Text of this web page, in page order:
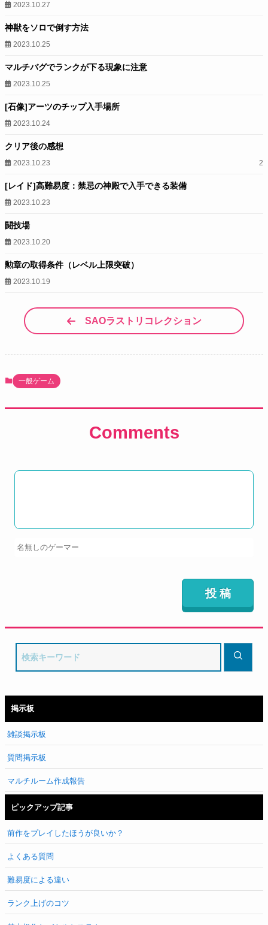
2023.10.27
神獣をソロで倒す方法
2023.10.25
マルチバグでランクが下る現象に注意
2023.10.25
[石像]アーツのチップ入手場所
2023.10.24
クリア後の感想
2023.10.23 2
[レイド]高難易度：禁忌の神殿で入手できる装備
2023.10.23
闘技場
2023.10.20
勲章の取得条件（レベル上限突破）
2023.10.19
SAOラストリコレクション
一般ゲーム
Comments
掲示板
雑談掲示板
質問掲示板
マルチルーム作成報告
ピックアップ記事
前作をプレイしたほうが良いか？
よくある質問
難易度による違い
ランク上げのコツ